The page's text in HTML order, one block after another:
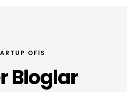
OFIS
Bloglar